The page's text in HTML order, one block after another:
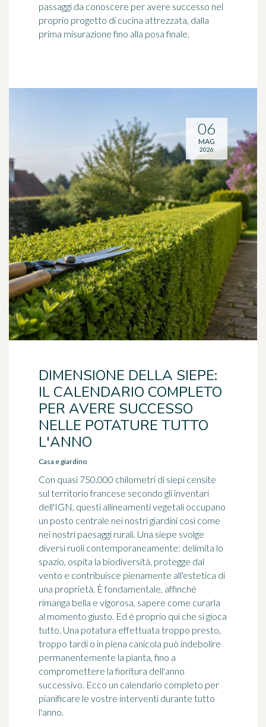
passaggi da conoscere per avere successo nel
proprio progetto di cucina attrezzata, dalla
prima misurazione fino alla posa finale.
DIMENSIONE DELLA SIEPE:
IL CALENDARIO COMPLETO
PER AVERE SUCCESSO
NELLE POTATURE TUTTO
L'ANNO
Casa e giardino
Con quasi 750.000 chilometri di siepi censite
sul territorio francese secondo gli inventari
dell'IGN, questi allineamenti vegetali occupano
un posto centrale nei nostri giardini così come
nei nostri paesaggi rurali. Una siepe svolge
diversi ruoli contemporaneamente: delimita lo
spazio, ospita la biodiversità, protegge dal
vento e contribuisce pienamente all'estetica di
una proprietà. È fondamentale, affinché
rimanga bella e vigorosa, sapere come curarla
al momento giusto. Ed è proprio qui che si gioca
tutto. Una potatura effettuata troppo presto,
troppo tardi o in piena canicola può indebolire
permanentemente la pianta, fino a
compromettere la fioritura dell'anno
successivo. Ecco un calendario completo per
pianificare le vostre interventi durante tutto
l'anno.
06
MAG
2026